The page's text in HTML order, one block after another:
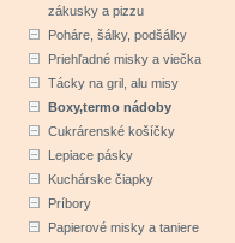
zákusky a pizzu
Poháre, šálky, podšálky
Priehľadné misky a viečka
Tácky na gril, alu misy
Boxy,termo nádoby
Cukrárenské košíčky
Lepiace pásky
Kuchárske čiapky
Príbory
Papierové misky a taniere